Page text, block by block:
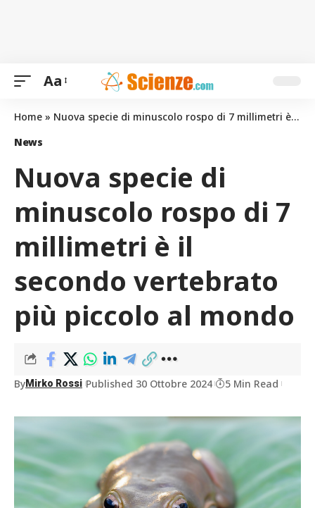
Aa
Home » Nuova specie di minuscolo rospo di 7 millimetri è il secondo vertebrato più piccolo al mondo
News
Nuova specie di
minuscolo rospo di 7
millimetri è il
secondo vertebrato
più piccolo al mondo
ByMirko Rossi Published 30 Ottobre 2024 5 Min Read